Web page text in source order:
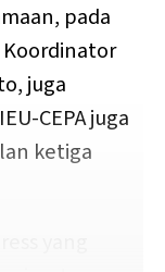
pada
Koordinator
juga
CEPA juga
ketiga